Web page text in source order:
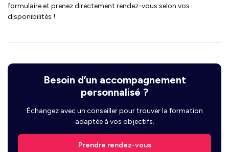
formulaire et prenez directement rendez-vous selon vos
disponibilités !
Besoin d’un accompagnement
personnalisé ?
Échangez avec un conseiller pour trouver la formation
adaptée à vos objectifs.
Prendre rendez-vous